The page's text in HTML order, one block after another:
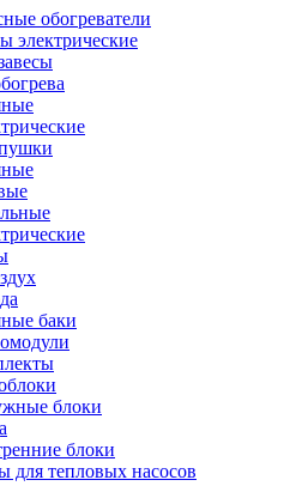
обогреватели
электрические
баки
блоки
блоки
для тепловых насосов